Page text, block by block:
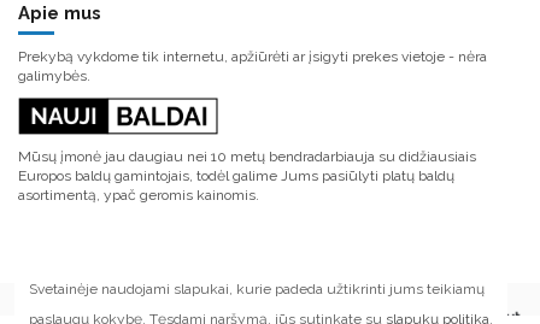
Apie mus
Prekybą vykdome tik internetu, apžiūrėti ar įsigyti prekes vietoje - nėra
galimybės.
Mūsų įmonė jau daugiau nei 10 metų bendradarbiauja su didžiausiais
Europos baldų gamintojais, todėl galime Jums pasiūlyti platų baldų
asortimentą, ypač geromis kainomis.
Svetainėje naudojami slapukai, kurie padeda užtikrinti jums teikiamų
paslaugų kokybę. Tęsdami naršymą, jūs sutinkate su slapukų politika.